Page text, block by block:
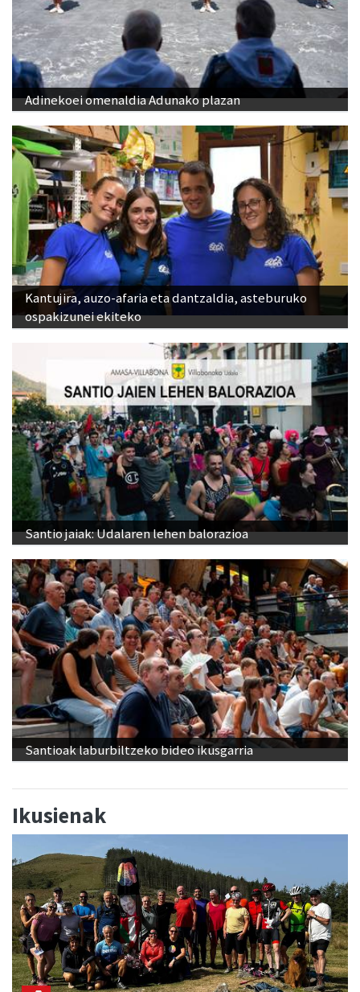
Adinekoei omenaldia Adunako plazan
Kantujira, auzo-afaria eta dantzaldia, asteburuko
ospakizunei ekiteko
Santio jaiak: Udalaren lehen balorazioa
Santioak laburbiltzeko bideo ikusgarria
Ikusienak